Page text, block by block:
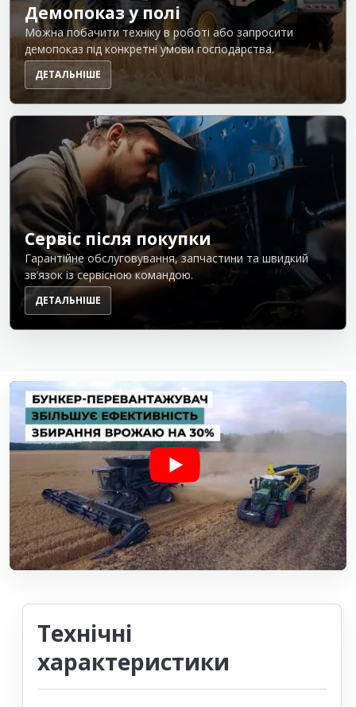
Демопоказ у полі
Можна побачити техніку в роботі або запросити
демопоказ під конкретні умови господарства.
ДЕТАЛЬНІШЕ
Сервіс після покупки
Гарантійне обслуговування, запчастини та швидкий
зв’язок із сервісною командою.
ДЕТАЛЬНІШЕ
Технічні
характеристики